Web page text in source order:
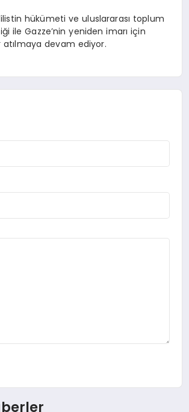
hükümeti ve uluslararası toplum
ile Gazze’nin yeniden imarı için
atılmaya devam ediyor.